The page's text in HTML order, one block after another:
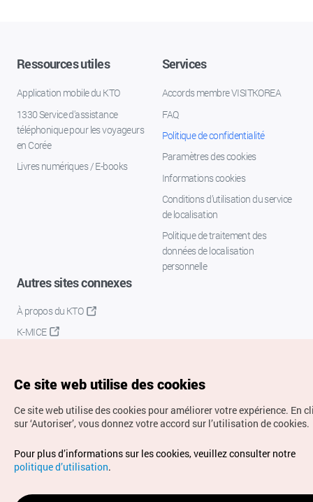
Ressources utiles
Application mobile du KTO
1330 Service d'assistance
téléphonique pour les voyageurs
en Corée
Livres numériques / E-books
Services
Accords membre VISITKOREA
FAQ
Politique de confidentialité
Paramètres des cookies
Informations cookies
Conditions d’utilisation du service
de localisation
Politique de traitement des
données de localisation
personnelle
Autres sites connexes
À propos du KTO
K-MICE
Droits d’auteur (c) Office National du Tourisme en Corée.
Tous droits réservés.
Pour les rapports d'erreurs et demandes de renseignements,
adressez vos demandes à
Ce site web utilise des cookies
Ce site web utilise des cookies pour améliorer votre expérience. En
sur ‘Autoriser’, vous donnez votre accord sur l’utilisation de cookies.
Pour plus d’informations sur les cookies, veuillez consulter notre
politique d’utilisation.